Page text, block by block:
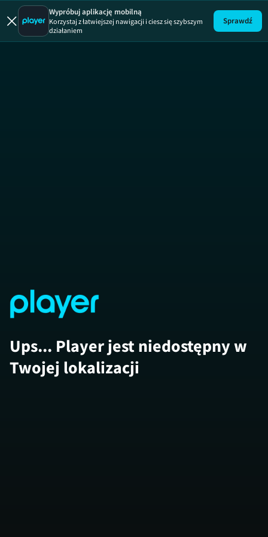
Wypróbuj aplikację mobilną
Korzystaj z łatwiejszej nawigacji i ciesz się szybszym
działaniem
Sprawdź
Ups... Player jest niedostępny w
Twojej lokalizacji